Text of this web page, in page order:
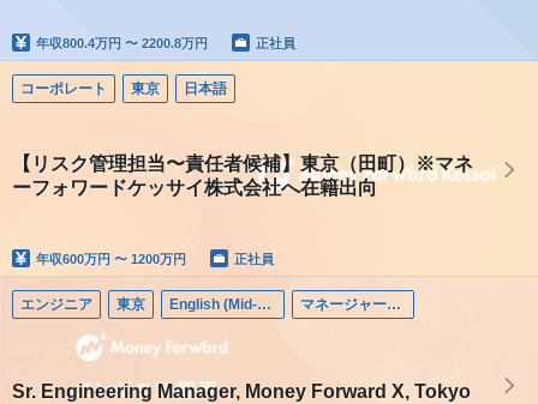
年収800.4万円 〜 2200.8万円 正社員
コーポレート 東京 日本語
【リスク管理担当〜責任者候補】東京（田町）※マネ
ーフォワードケッサイ株式会社へ在籍出向
年収600万円 〜 1200万円 正社員
エンジニア 東京 English (Mid-career) マネージャー（エンジニア）
Sr. Engineering Manager, Money Forward X, Tokyo